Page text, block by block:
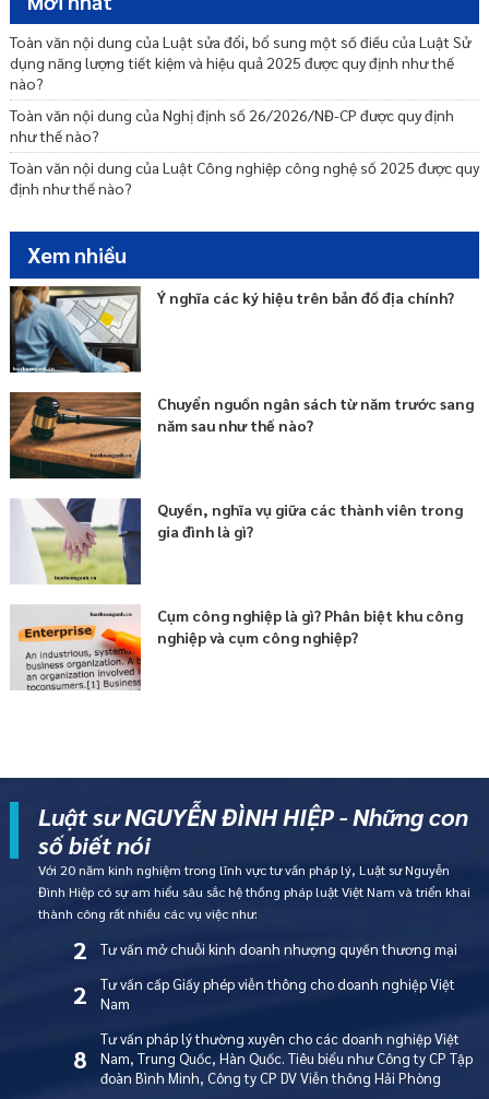
Quy hoạch đô thị và nông thôn 2025 được quy định như thế nào?
Toàn văn nội dung của Luật sửa đổi, bổ sung một số điều của Luật
Quản lý nợ công 2025 được quy định như thế nào?
Toàn văn nội dung của Luật Giáo dục nghề nghiệp 2025 được quy
định như thế nào?
Những điểm mới của Luật sửa đổi, bổ sung một số điều của Luật Giáo
dục 2025 được quy định như thế nào?
nào từ ngày 01/07/2025?
Quyền và nghĩa vụ của chủ sở hữu tài liệu lưu trữ tư là gì?
Lưu trữ dự phòng phải đáp ứng yêu cầu nào theo quy định Luật Lưu
trữ 2024?
Toàn văn nội dung của Luật sửa đổi, bổ sung một số điều của Luật Sử
dụng năng lượng tiết kiệm và hiệu quả 2025 được quy định như thế
nào?
Toàn văn nội dung của Nghị định số 26/2026/NĐ-CP được quy định
như thế nào?
Toàn văn nội dung của Luật Công nghiệp công nghệ số 2025 được quy
định như thế nào?
Xem nhiều
Ý nghĩa các ký hiệu trên bản đồ địa chính?
Chuyển nguồn ngân sách từ năm trước sang
năm sau như thế nào?
Quyền, nghĩa vụ giữa các thành viên trong
gia đình là gì?
Cụm công nghiệp là gì? Phân biệt khu công
nghiệp và cụm công nghiệp?
Luật sư NGUYỄN ĐÌNH HIỆP - Những con
số biết nói
Với 20 năm kinh nghiệm trong lĩnh vực tư vấn pháp lý, Luật sư Nguyễn
Đình Hiệp có sự am hiểu sâu sắc hệ thống pháp luật Việt Nam và triển khai
thành công rất nhiều các vụ việc như:
2 Tư vấn mở chuỗi kinh doanh nhượng quyền thương mại
2
Tư vấn cấp Giấy phép viễn thông cho doanh nghiệp Việt
Nam
8
Tư vấn pháp lý thường xuyên cho các doanh nghiệp Việt
Nam, Trung Quốc, Hàn Quốc. Tiêu biểu như Công ty CP Tập
đoàn Bình Minh, Công ty CP DV Viễn thông Hải Phòng